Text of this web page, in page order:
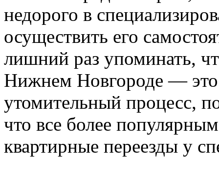
недорого в
осуществить его
лишний раз упоминать,
Нижнем Новгороде —
утомительный процесс,
что все более
квартирные переезды у